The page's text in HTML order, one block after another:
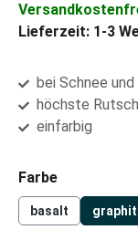
Lieferzeit: 1-3
bei Schnee
höchste
einfarbig
Farbeauswählen
basalt graphit